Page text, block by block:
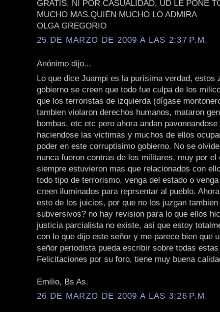
GRATIS, NI POR CASUALIDAD, UD LE PONE
MUCHO MAS.QUIÉN MUCHO LO ADMIRA
OLGA GREGORIO
25 DE MARZO DE 2009 A LAS 2:37 P.M.
Anónimo dijo...
Lo que dice Juampi es la purísima verdad, estos
gobierno se creen que todo fue culpa de los
que los terroristas de izquierda (dígase
tambien violaron derechos humanos, mataron
bombas, etc etc pero ahora andan
haciendose las victimas y muchos de ellos
poder en este corruptisimo gobierno. No se
nunca fueron contras de los militares, muy por el
siempre estuvieron mas que relacionados con
todo tipo de terrorismo, venga del estado o
creen iluminados para reprsentar al pueblo.
esto de los juicios, por que no los juzgan
subversivos? no hay revision para lo que ellos
justicia parcialista no existe, asi que estoy
con lo que dijo este señor y me parece bien que
señor periodista pueda escribir sobre todas
Felicitaciones por su foro, tiene muy buena
Emilio, Bs As.
26 DE MARZO DE 2009 A LAS 3:26 P.M.